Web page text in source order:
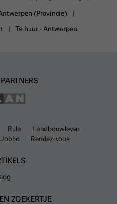
(Provincie)
Te huur - Antwerpen
Rula
Landbouwleven
Jobbo Rendez-vous
ZOEKERTJE